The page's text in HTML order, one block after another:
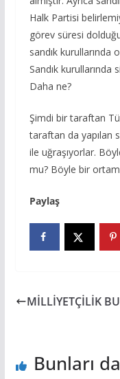
Halk Partisi
görev süresi
sandık
Sandık kurullarında
Daha ne?
Şimdi bir taraftan
taraftan da yapılan
ile uğraşıyorlar.
mu? Böyle bir
Paylaş
MİLLİYETÇİLİK
Bunları